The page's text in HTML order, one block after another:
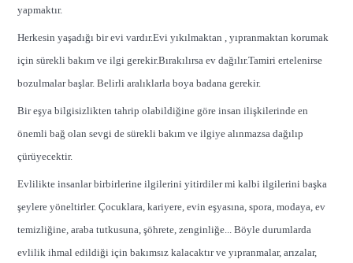
yapmaktır.
Herkesin yaşadığı bir evi vardır.Evi yıkılmaktan , yıpranmaktan korumak
için sürekli bakım ve ilgi gerekir.Bırakılırsa ev dağılır.Tamiri ertelenirse
bozulmalar başlar. Belirli aralıklarla boya badana gerekir.
Bir eşya bilgisizlikten tahrip olabildiğine göre insan ilişkilerinde en
önemli bağ olan sevgi de sürekli bakım ve ilgiye alınmazsa dağılıp
çürüyecektir.
Evlilikte insanlar birbirlerine ilgilerini yitirdiler mi kalbi ilgilerini başka
şeylere yöneltirler. Çocuklara, kariyere, evin eşyasına, spora, modaya, ev
temizliğine, araba tutkusuna, şöhrete, zenginliğe... Böyle durumlarda
evlilik ihmal edildiği için bakımsız kalacaktır ve yıpranmalar, arızalar,